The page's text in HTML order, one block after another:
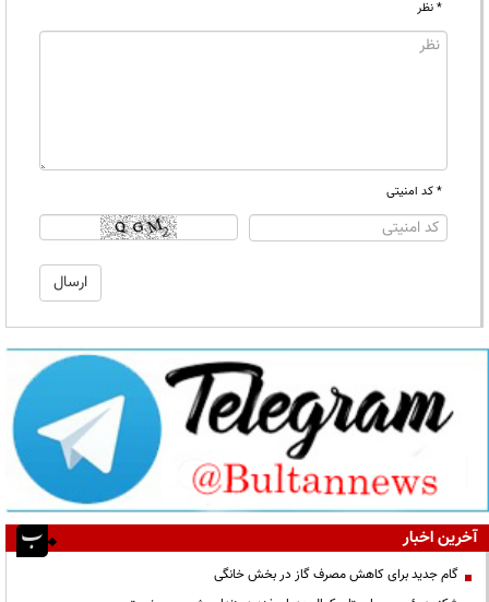
* نظر
* کد امنیتی
آخرین اخبار
گام جدید برای کاهش مصرف گاز در بخش خانگی